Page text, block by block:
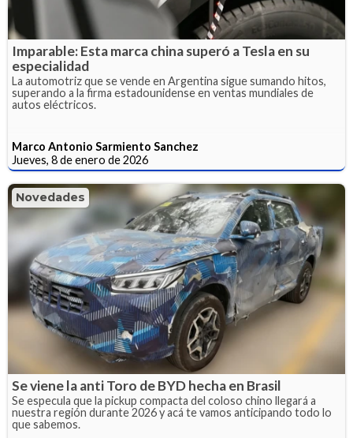
Imparable: Esta marca china superó a Tesla en su
especialidad
La automotriz que se vende en Argentina sigue sumando hitos,
superando a la firma estadounidense en ventas mundiales de
autos eléctricos.
Marco Antonio Sarmiento Sanchez
Jueves, 8 de enero de 2026
Novedades
Se viene la anti Toro de BYD hecha en Brasil
Se especula que la pickup compacta del coloso chino llegará a
nuestra región durante 2026 y acá te vamos anticipando todo lo
que sabemos.